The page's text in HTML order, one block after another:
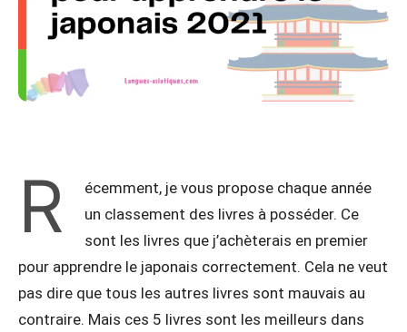
R
écemment, je vous propose chaque année
un classement des livres à posséder. Ce
sont les livres que j’achèterais en premier
pour apprendre le japonais correctement. Cela ne veut
pas dire que tous les autres livres sont mauvais au
contraire. Mais ces 5 livres sont les meilleurs dans